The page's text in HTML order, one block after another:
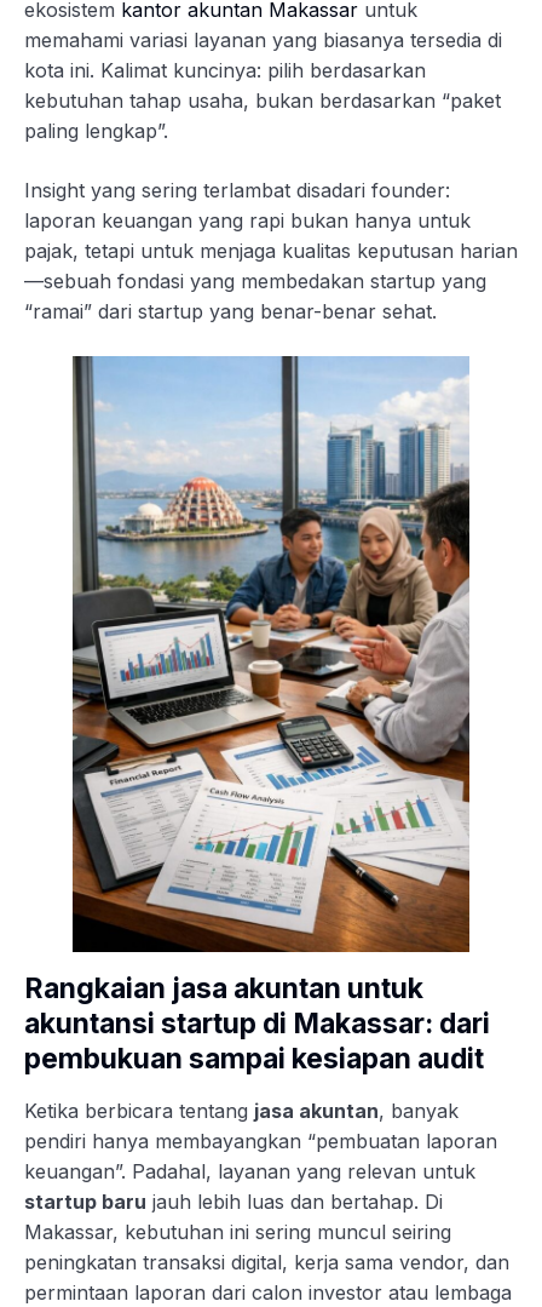
ekosistem kantor akuntan Makassar untuk
memahami variasi layanan yang biasanya tersedia di
kota ini. Kalimat kuncinya: pilih berdasarkan
kebutuhan tahap usaha, bukan berdasarkan “paket
paling lengkap”.
Insight yang sering terlambat disadari founder:
laporan keuangan yang rapi bukan hanya untuk
pajak, tetapi untuk menjaga kualitas keputusan harian
—sebuah fondasi yang membedakan startup yang
“ramai” dari startup yang benar-benar sehat.
Rangkaian jasa akuntan untuk
akuntansi startup di Makassar: dari
pembukuan sampai kesiapan audit
Ketika berbicara tentang jasa akuntan, banyak
pendiri hanya membayangkan “pembuatan laporan
keuangan”. Padahal, layanan yang relevan untuk
startup baru jauh lebih luas dan bertahap. Di
Makassar, kebutuhan ini sering muncul seiring
peningkatan transaksi digital, kerja sama vendor, dan
permintaan laporan dari calon investor atau lembaga